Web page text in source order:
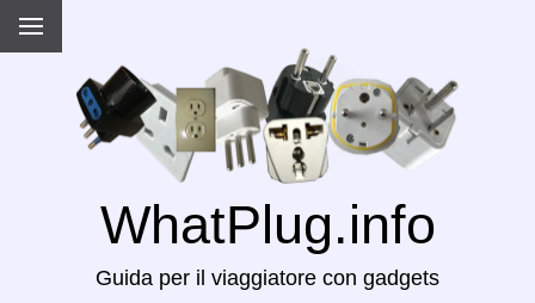
WhatPlug.info
Guida per il viaggiatore con gadgets